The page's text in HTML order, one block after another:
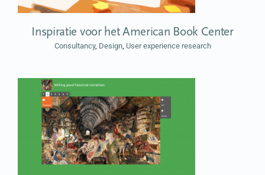
Inspiratie voor het American Book Center
Consultancy, Design, User experience research